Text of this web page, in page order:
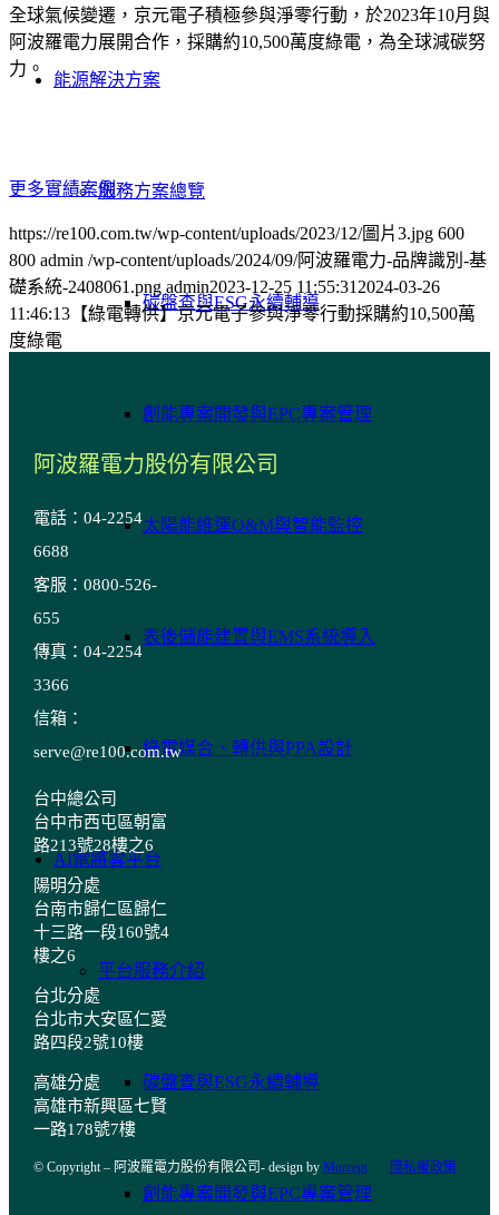
能源解決方案
服務方案總覽
碳盤查與ESG永續輔導
創能專案開發與EPC專案管理
太陽能維運O&M與智能監控
表後儲能建置與EMS系統導入
綠電媒合、轉供與PPA設計
AI電將雲平台
平台服務介紹
碳盤查與ESG永續輔導
創能專案開發與EPC專案管理
全球氣候變遷，京元電子積極參與淨零行動，於2023年10月與
阿波羅電力展開合作，採購約10,500萬度綠電，為全球減碳努
力。
更多實績案例
https://re100.com.tw/wp-content/uploads/2023/12/圖片3.jpg 600
800 admin /wp-content/uploads/2024/09/阿波羅電力-品牌識別-基
礎系統-2408061.png admin2023-12-25 11:55:31 2024-03-26
11:46:13 【綠電轉供】京元電子參與淨零行動採購約10,500萬
度綠電
阿波羅電力股份有限公司
電話：04-2254
6688
客服：0800-526-
655
傳真：04-2254
3366
信箱：
serve@re100.com.tw
台中總公司
台中市西屯區朝富
路213號28樓之6
陽明分處
台南市歸仁區歸仁
十三路一段160號4
樓之6
台北分處
台北市大安區仁愛
路四段2號10樓
高雄分處
高雄市新興區七賢
一路178號7樓
© Copyright – 阿波羅電力股份有限公司- design by Morcept 隱私權政策